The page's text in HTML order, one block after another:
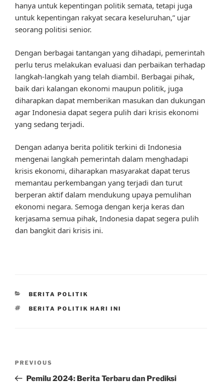
hanya untuk kepentingan politik semata, tetapi juga
untuk kepentingan rakyat secara keseluruhan,” ujar
seorang politisi senior.
Dengan berbagai tantangan yang dihadapi, pemerintah
perlu terus melakukan evaluasi dan perbaikan terhadap
langkah-langkah yang telah diambil. Berbagai pihak,
baik dari kalangan ekonomi maupun politik, juga
diharapkan dapat memberikan masukan dan dukungan
agar Indonesia dapat segera pulih dari krisis ekonomi
yang sedang terjadi.
Dengan adanya berita politik terkini di Indonesia
mengenai langkah pemerintah dalam menghadapi
krisis ekonomi, diharapkan masyarakat dapat terus
memantau perkembangan yang terjadi dan turut
berperan aktif dalam mendukung upaya pemulihan
ekonomi negara. Semoga dengan kerja keras dan
kerjasama semua pihak, Indonesia dapat segera pulih
dan bangkit dari krisis ini.
CATEGORIES
BERITA POLITIK
TAGS
BERITA POLITIK HARI INI
Previous
Post
PREVIOUS
Pemilu 2024: Berita Terbaru dan Prediksi